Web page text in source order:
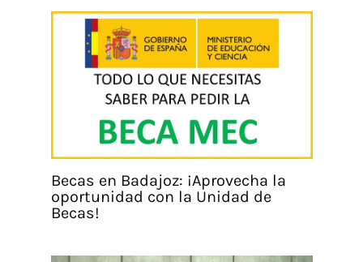
Becas en Badajoz: ¡Aprovecha la
oportunidad con la Unidad de
Becas!